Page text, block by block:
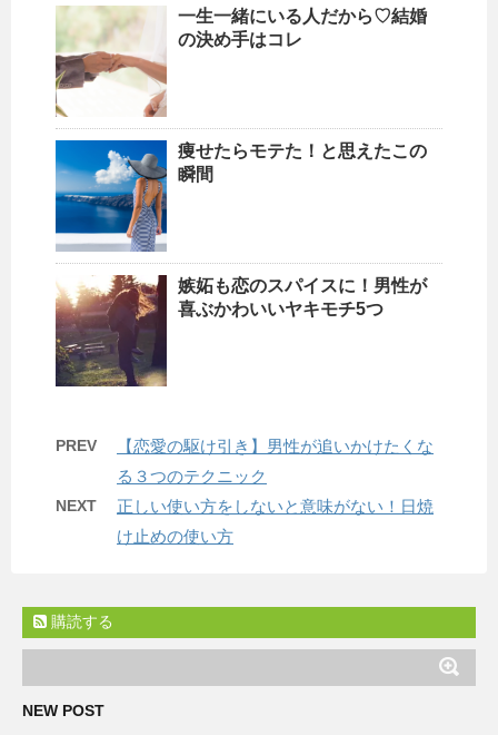
一生一緒にいる人だから♡結婚
の決め手はコレ
痩せたらモテた！と思えたこの
瞬間
嫉妬も恋のスパイスに！男性が
喜ぶかわいいヤキモチ5つ
PREV
【恋愛の駆け引き】男性が追いかけたくな
る３つのテクニック
NEXT
正しい使い方をしないと意味がない！日焼
け止めの使い方
購読する
NEW POST